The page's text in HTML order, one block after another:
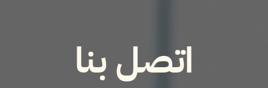
اتصل بنا